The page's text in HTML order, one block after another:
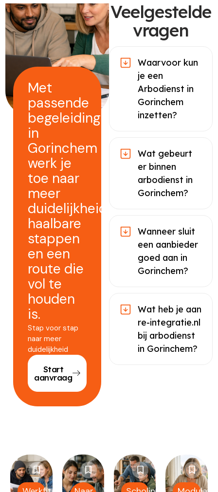
Met
passende
begeleiding
in
Gorinchem
werk je
toe naar
meer
duidelijkheid,
haalbare
stappen
en een
route die
vol te
houden
is.
Stap voor stap
naar meer
duidelijkheid
Start
aanvraag
Veelgestelde
vragen
Waarvoor kun
je een
Arbodienst in
Gorinchem
inzetten?
Wat gebeurt
er binnen
arbodienst in
Gorinchem?
Wanneer sluit
een aanbieder
goed aan in
Gorinchem?
Wat heb je aan
re-integratie.nl
bij arbodienst
in Gorinchem?